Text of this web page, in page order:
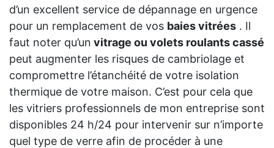
d’un excellent service de dépannage en urgence
pour un remplacement de vos baies vitrées . Il
faut noter qu’un vitrage ou volets roulants cassé
peut augmenter les risques de cambriolage et
compromettre l’étanchéité de votre isolation
thermique de votre maison. C’est pour cela que
les vitriers professionnels de mon entreprise sont
disponibles 24 h/24 pour intervenir sur n’importe
quel type de verre afin de procéder à une